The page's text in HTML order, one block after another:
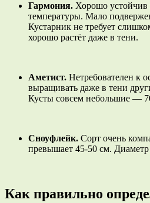
Гармония. Хорошо устойчив
температуры. Мало
Кустарник не требует
хорошо растёт даже в тени.
Аметист. Нетребователен к
выращивать даже в тени
Кусты совсем небольшие —
Сноуфлейк. Сорт очень
превышает 45-50 см.
Как правильно